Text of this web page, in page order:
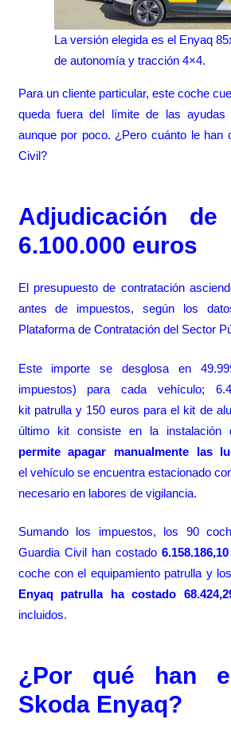
La versión elegida es el Enyaq
de autonomía y tracción 4×4.
Para un cliente particular, este coche
queda fuera del límite de las
aunque por poco. ¿Pero cuánto le han
Civil?
Adjudicación
6.100.000 euros
El presupuesto de contratación
antes de impuestos, según los
Plataforma de Contratación del Sector
Este importe se desglosa en
impuestos) para cada vehículo;
kit patrulla y 150 euros para el kit de
último kit consiste en la instalación
permite apagar manualmente las
el vehículo se encuentra estacionado
necesario en labores de vigilancia.
Sumando los impuestos, los 90
Guardia Civil han costado
coche con el equipamiento patrulla y
Enyaq patrulla ha costado
incluidos.
¿Por qué han
Skoda Enyaq?